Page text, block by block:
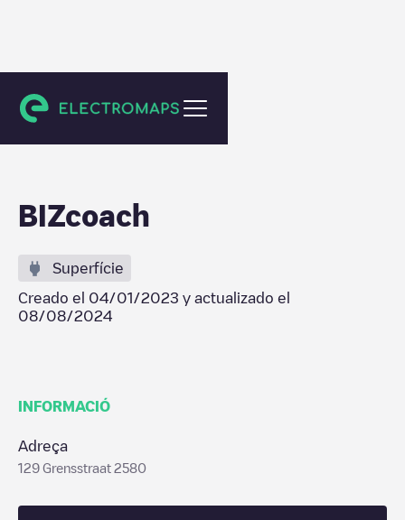
Putte
BIZcoach
Superfície
Creado el 04/01/2023 y actualizado el
08/08/2024
INFORMACIÓ
Adreça
129 Grensstraat 2580